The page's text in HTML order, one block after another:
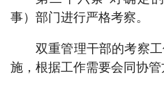
事）部门进行严格考察。
双重管理干部的考察
施，根据工作需要会同协管